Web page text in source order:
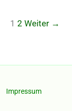
Charme
1 2 Weiter →
Impressum